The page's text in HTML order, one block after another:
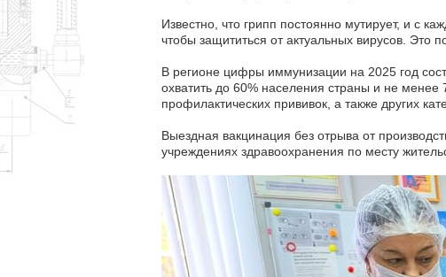
Известно, что грипп постоянно мутирует, и с
чтобы защититься от актуальных вирусов. Это
В регионе цифры иммунизации на 2025 год
охватить до 60% населения страны и не
профилактических прививок, а также других
Выездная вакцинация без отрыва от
учреждениях здравоохранения по месту